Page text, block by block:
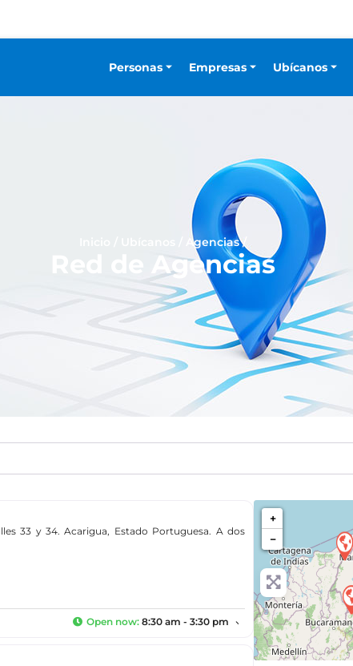
Personas Empresas Ubícanos
Agencias/
Red de Agencias
33 y 34. Acarigua, Estado Portuguesa. A dos
Open now: 8:30 am - 3:30 pm
+
−